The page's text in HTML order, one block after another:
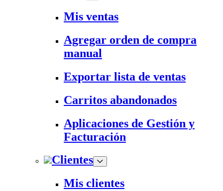
Mis ventas
Agregar orden de compra
manual
Exportar lista de ventas
Carritos abandonados
Aplicaciones de Gestión y
Facturación
Clientes
Mis clientes